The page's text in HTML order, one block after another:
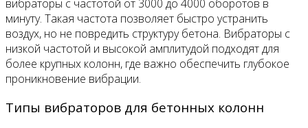
вибраторы с частотой от 3000 до 4000 оборотов в
минуту. Такая частота позволяет быстро устранить
воздух, но не повредить структуру бетона. Вибраторы с
низкой частотой и высокой амплитудой подходят для
более крупных колонн, где важно обеспечить глубокое
проникновение вибрации.
Типы вибраторов для бетонных колонн